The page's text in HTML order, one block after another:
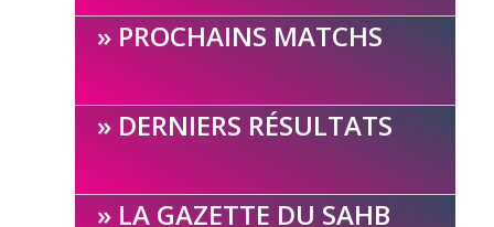
PROCHAINS MATCHS
DERNIERS RÉSULTATS
LA GAZETTE DU SAHB